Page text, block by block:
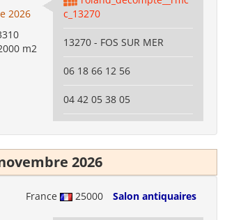
2026
m2
c_13270
13270 - FOS SUR MER
06 18 66 12 56
04 42 05 38 05
2026
France 25000 Salon antiquaires